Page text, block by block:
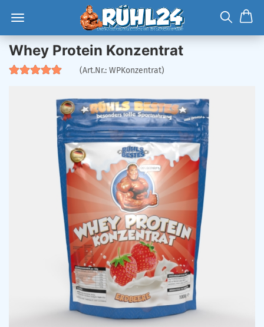
Whey Protein Konzentrat
(Art.Nr.: WPKonzentrat)